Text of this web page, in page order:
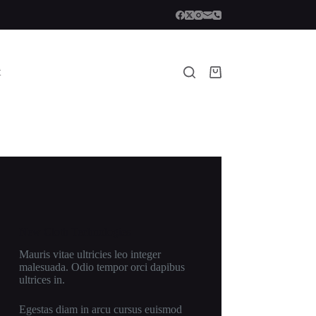
Shopping
Mauris vitae ultricies leo integer
malesuada. Odio tempor orci dapibus
ultrices in.
Egestas diam in arcu cursus euismod